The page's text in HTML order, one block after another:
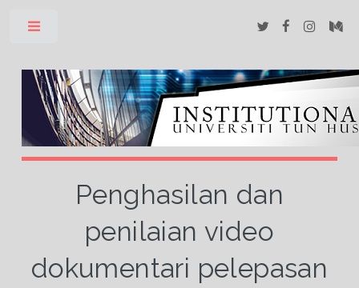
Penghasilan dan
penilaian video
dokumentari pelepasan